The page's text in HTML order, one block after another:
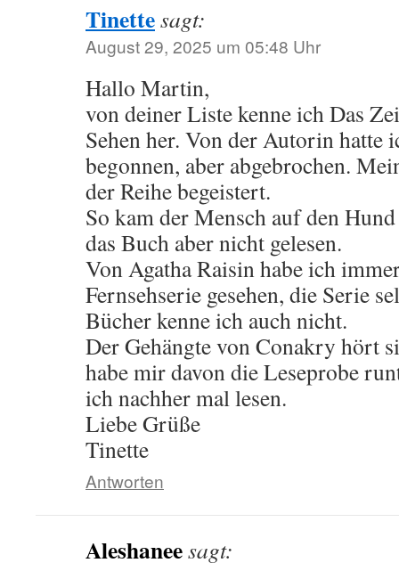
Tinettesagt:
August 29, 2025 um 05:48 Uhr
Hallo Martin,
von deiner Liste kenne ich Das
Sehen her. Von der Autorin hatte
begonnen, aber abgebrochen.
der Reihe begeistert.
So kam der Mensch auf den
das Buch aber nicht gelesen.
Von Agatha Raisin habe ich
Fernsehserie gesehen, die Serie
Bücher kenne ich auch nicht.
Der Gehängte von Conakry hört
habe mir davon die Leseprobe
ich nachher mal lesen.
Liebe Grüße
Tinette
Antworten
Aleshaneesagt: